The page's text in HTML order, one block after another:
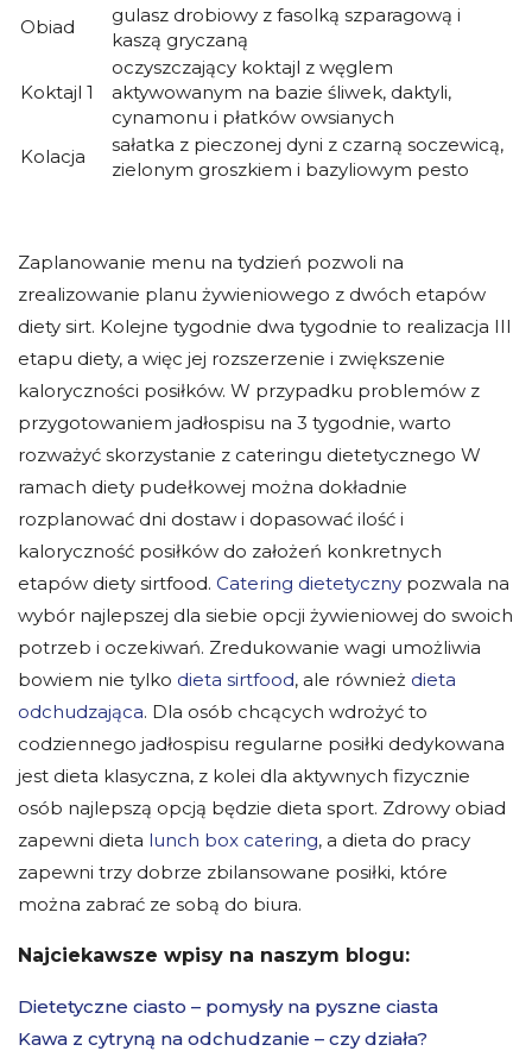
Obiad
gulasz drobiowy z fasolką szparagową i
kaszą gryczaną
Koktajl 1
oczyszczający koktajl z węglem
aktywowanym na bazie śliwek, daktyli,
cynamonu i płatków owsianych
Kolacja
sałatka z pieczonej dyni z czarną soczewicą,
zielonym groszkiem i bazyliowym pesto
Zaplanowanie menu na tydzień pozwoli na
zrealizowanie planu żywieniowego z dwóch etapów
diety sirt. Kolejne tygodnie dwa tygodnie to realizacja III
etapu diety, a więc jej rozszerzenie i zwiększenie
kaloryczności posiłków. W przypadku problemów z
przygotowaniem jadłospisu na 3 tygodnie, warto
rozważyć skorzystanie z cateringu dietetycznego W
ramach diety pudełkowej można dokładnie
rozplanować dni dostaw i dopasować ilość i
kaloryczność posiłków do założeń konkretnych
etapów diety sirtfood. Catering dietetyczny pozwala na
wybór najlepszej dla siebie opcji żywieniowej do swoich
potrzeb i oczekiwań. Zredukowanie wagi umożliwia
bowiem nie tylko dieta sirtfood, ale również dieta
odchudzająca. Dla osób chcących wdrożyć to
codziennego jadłospisu regularne posiłki dedykowana
jest dieta klasyczna, z kolei dla aktywnych fizycznie
osób najlepszą opcją będzie dieta sport. Zdrowy obiad
zapewni dieta lunch box catering, a dieta do pracy
zapewni trzy dobrze zbilansowane posiłki, które
można zabrać ze sobą do biura.
Najciekawsze wpisy na naszym blogu:
Dietetyczne ciasto – pomysły na pyszne ciasta
Kawa z cytryną na odchudzanie – czy działa?